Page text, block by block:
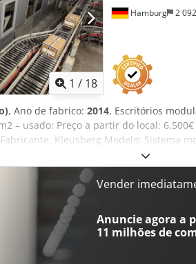
1 / 18
Hamburg 2
, Ano de fabrico: 2014, Escritórios
– usado: Preço a partir do local:
Kleusberg Modelo: Sistema
2014 Telhado acessível, com
1,03 m Comprimento
(interno): aproximadamente 4,38 m (4
aproximadamente 2,61 m 2
encostados a uma das paredes do
piso Venda sem mobiliário, etc.
trimestre de 2026 Localização:
Vender
Anuncie agora a
11 milhões de